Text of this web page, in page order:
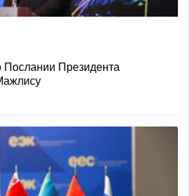
Послании Президента